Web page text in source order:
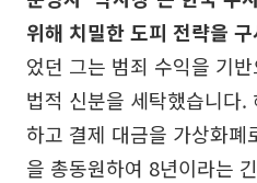
위해 치밀한 도피 전략을
었던 그는 범죄 수익을 기
법적 신분을 세탁했습니다.
하고 결제 대금을 가상화폐
을 총동원하여 8년이라는